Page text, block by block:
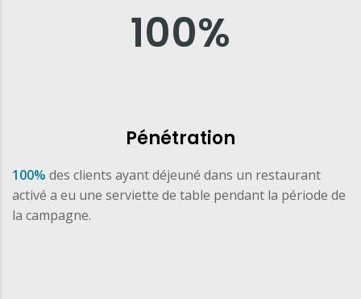
100%
Pénétration
100% des clients ayant déjeuné dans un restaurant
activé a eu une serviette de table pendant la période de
la campagne.